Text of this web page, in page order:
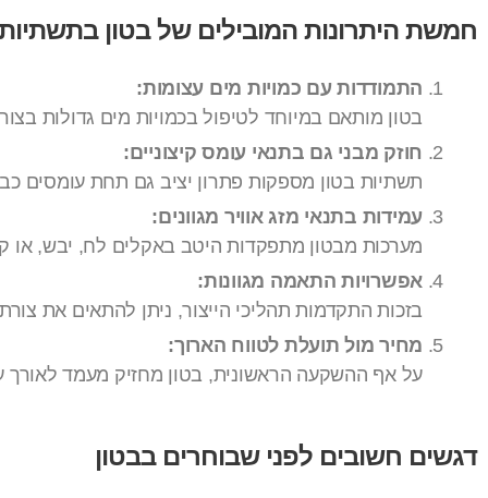
חמשת היתרונות המובילים של בטון בתשתיות
התמודדות עם כמויות מים עצומות:
בטון מותאם במיוחד לטיפול בכמויות מים גדולות
חוזק מבני גם בתנאי עומס קיצוניים:
תשתיות בטון מספקות פתרון יציב גם תחת עומסים
עמידות בתנאי מזג אוויר מגוונים:
מערכות מבטון מתפקדות היטב באקלים לח, יבש, או
אפשרויות התאמה מגוונות:
בזכות התקדמות תהליכי הייצור, ניתן להתאים את צורת
מחיר מול תועלת לטווח הארוך:
על אף ההשקעה הראשונית, בטון מחזיק מעמד לאורך
דגשים חשובים לפני שבוחרים בבטון